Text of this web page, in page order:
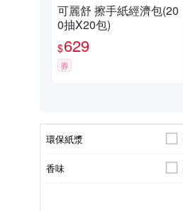
可麗舒 擦手紙經濟包(20
0抽X20包)
$629
券
環保紙漿
香味